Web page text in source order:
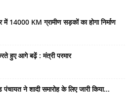
14000 KM ग्रामीण सड़कों का होगा निर्माण
हुए आगे बढ़ें : मंत्री परमार
ने शादी समारोह के लिए जारी किया...